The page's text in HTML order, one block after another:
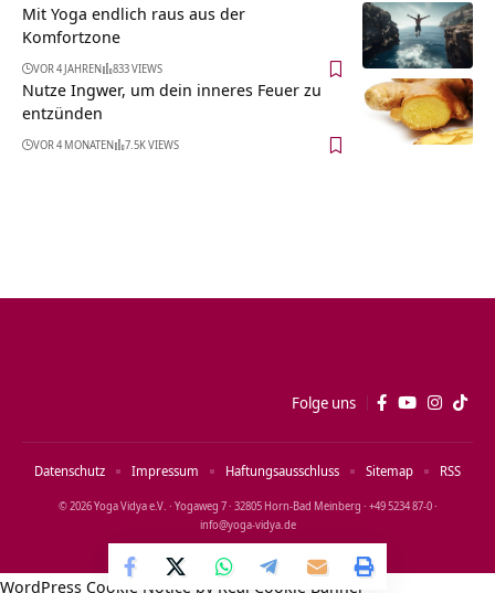
Mit Yoga endlich raus aus der
Komfortzone
VOR 4 JAHREN 833 VIEWS
Nutze Ingwer, um dein inneres Feuer zu
entzünden
VOR 4 MONATEN 7.5K VIEWS
Folge uns
© 2026 Yoga Vidya e.V. · Yogaweg 7 · 32805 Horn‑Bad Meinberg · +49 5234 87‑0 ·
info@yoga‑vidya.de
Datenschutz Impressum Haftungsausschluss Sitemap RSS
WordPress Cookie Notice by Real Cookie Banner